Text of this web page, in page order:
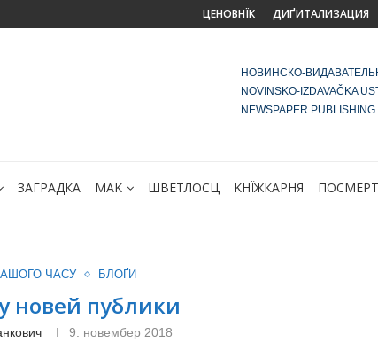
ЦЕНОВНЇК ДИҐИТАЛИЗАЦИЯ
НОВИНСКО-
NOVINSKO-IZDAVAČKA
NEWSPAPER
ЗАГРАДКА МАK ШВЕТЛОСЦ KНЇЖКАРНЯ
ЧАСУ БЛОҐИ
новей публики
9. новембер 2018